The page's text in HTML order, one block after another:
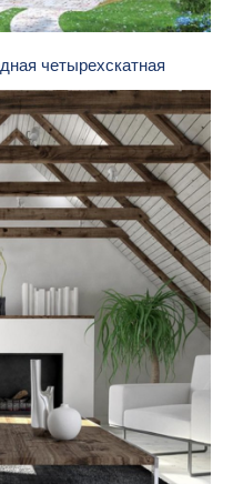
четырехскатная